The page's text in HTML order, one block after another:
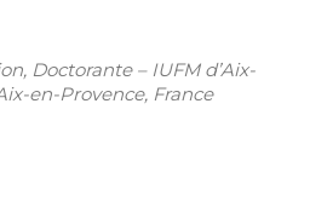
Doctorante – IUFM d’Aix-
en-Provence, France